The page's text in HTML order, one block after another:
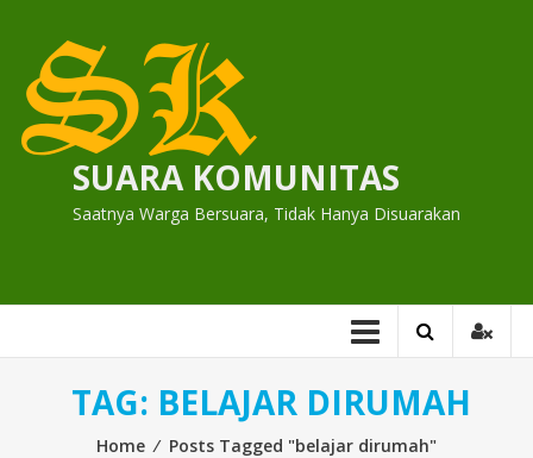
content
SUARA KOMUNITAS
Saatnya Warga Bersuara, Tidak Hanya Disuarakan
TAG: BELAJAR DIRUMAH
Home ⁄ Posts Tagged "belajar dirumah"